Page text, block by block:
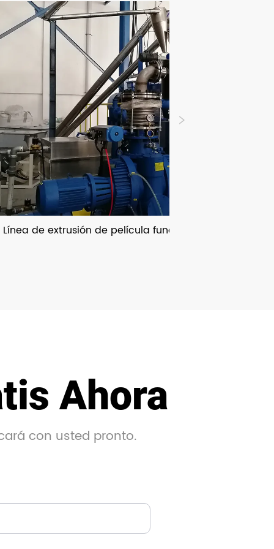
de película fundida de PET con en línea MDO
Ahora
con usted pronto.